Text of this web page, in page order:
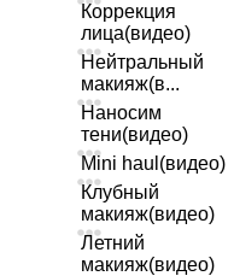
Коррекция
лица(видео)
Нейтральный
макияж(в...
Наносим
тени(видео)
Mini haul(видео)
Клубный
макияж(видео)
Летний
макияж(видео)